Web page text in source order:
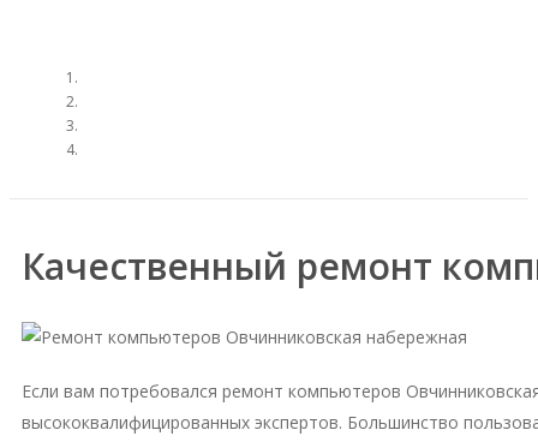
Качественный ремонт
Если вам потребовался ремонт компьютеров
высококвалифицированных экспертов. Большинство